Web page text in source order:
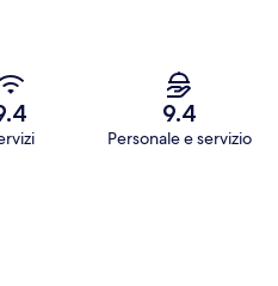
9.4
Personale e servizio